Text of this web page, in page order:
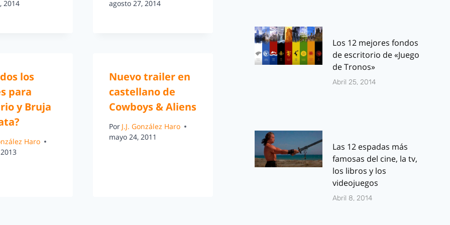
2014 agosto 27, 2014
los
para
y Bruja
Haro
Nuevo trailer en
castellano de
Cowboys & Aliens
Por J.J. González Haro
mayo 24, 2011
Los 12 mejores fondos
de escritorio de «Juego
de Tronos»
Abril 25, 2014
Las 12 espadas más
famosas del cine, la tv,
los libros y los
videojuegos
Abril 8, 2014